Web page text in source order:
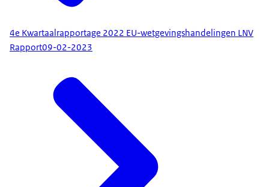
4e Kwartaalrapportage 2022 EU-wetgevingshandelingen LNV
Rapport09-02-2023